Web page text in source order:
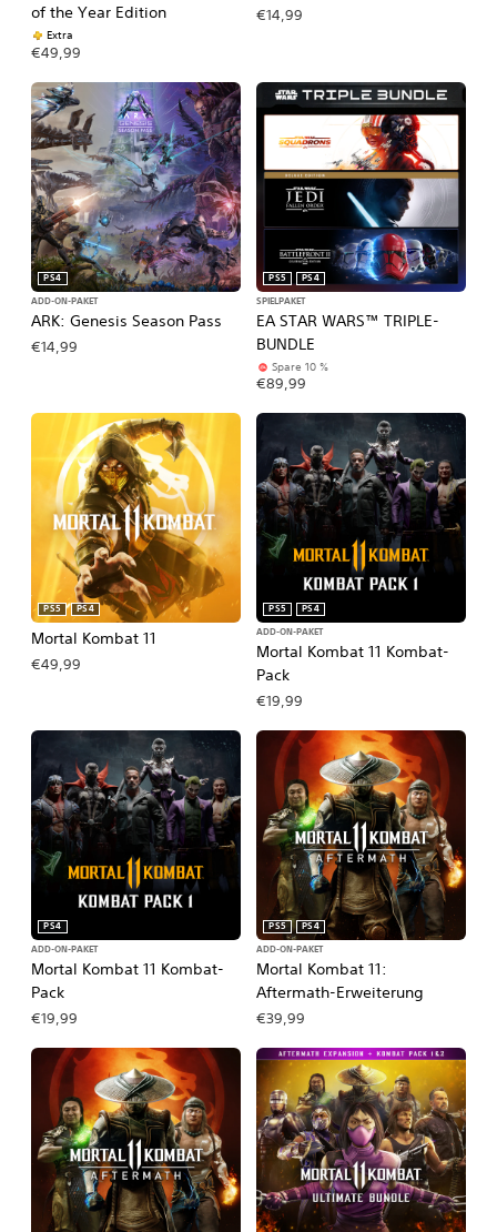
of the Year Edition
Extra
€49,99
€14,99
ARK: Genesis Season Pass
PS4
ADD-ON-PAKET
€14,99
EA STAR WARS™ TRIPLE-
BUNDLE
PS5
PS4
SPIELPAKET
Spare 10 %
€89,99
Mortal Kombat 11
PS5 PS4
€49,99
Mortal Kombat 11 Kombat-
Pack
PS5
PS4
ADD-ON-PAKET
€19,99
Mortal Kombat 11 Kombat-
Pack
PS4
ADD-ON-PAKET
€19,99
Mortal Kombat 11:
Aftermath-Erweiterung
PS5
PS4
ADD-ON-PAKET
€39,99